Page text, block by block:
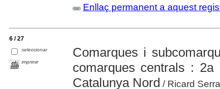
Enllaç permanent a aquest
6 / 27
seleccionar
imprimir
Comarques i
comarques centrals :
Catalunya Nord / Ricard